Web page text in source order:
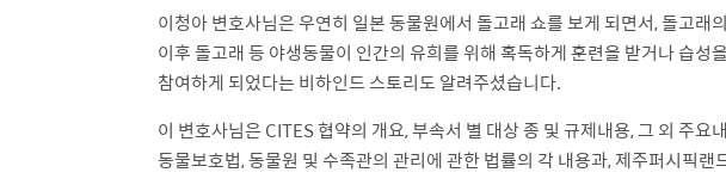
이청아 변호사님은 우연히 일본 동물원에서 돌고래 쇼를 보게 되면서, 돌고
이후 돌고래 등 야생동물이 인간의 유희를 위해 혹독하게 훈련을 받거나 습
참여하게 되었다는 비하인드 스토리도 알려주셨습니다.
이 변호사님은 CITES 협약의 개요, 부속서 별 대상 종 및 규제내용, 그 외 주
동물보호법, 동물원 및 수족관의 관리에 관한 법률의 각 내용과, 제주퍼시픽